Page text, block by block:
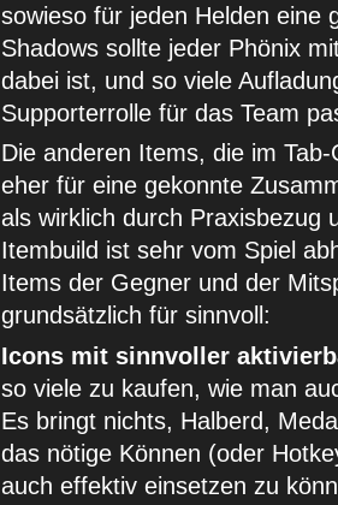
sowieso für jeden Helden eine
Shadows sollte jeder Phönix
dabei ist, und so viele
Supporterrolle für das Team
Die anderen Items, die im
eher für eine gekonnte
als wirklich durch Praxisbezug
Itembuild ist sehr vom Spiel
Items der Gegner und der
grundsätzlich für sinnvoll:
Icons mit sinnvoller
so viele zu kaufen, wie man
Es bringt nichts, Halberd,
das nötige Können (oder
auch effektiv einsetzen zu